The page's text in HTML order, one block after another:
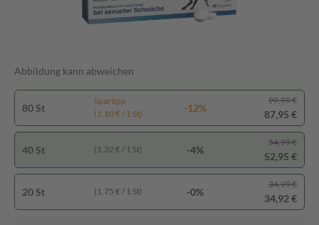
Abbildung kann abweichen
80 St
Spartipp
(1,10 € / 1 St)
-12%
99,99 €
87,95 €
40 St (1,32 € / 1 St) -4%
54,99 €
52,95 €
20 St (1,75 € / 1 St) -0%
34,99 €
34,92 €